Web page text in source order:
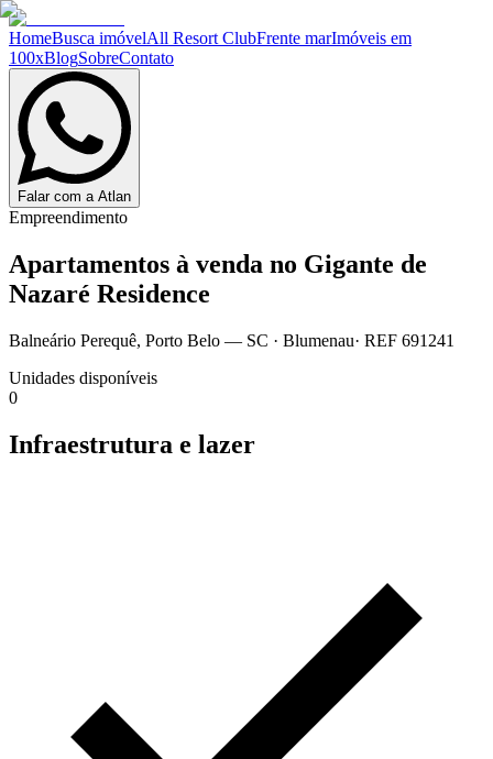
HomeBusca imóvelAll Resort ClubFrente marImóveis em
100xBlogSobreContato
Falar com a Atlan
Empreendimento
Apartamentos à venda no Gigante de
Nazaré Residence
Balneário Perequê, Porto Belo — SC · Blumenau· REF 691241
Unidades disponíveis
0
Infraestrutura e lazer